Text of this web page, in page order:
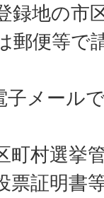
録地の市
郵便等で
メール
町村選挙
票証明書